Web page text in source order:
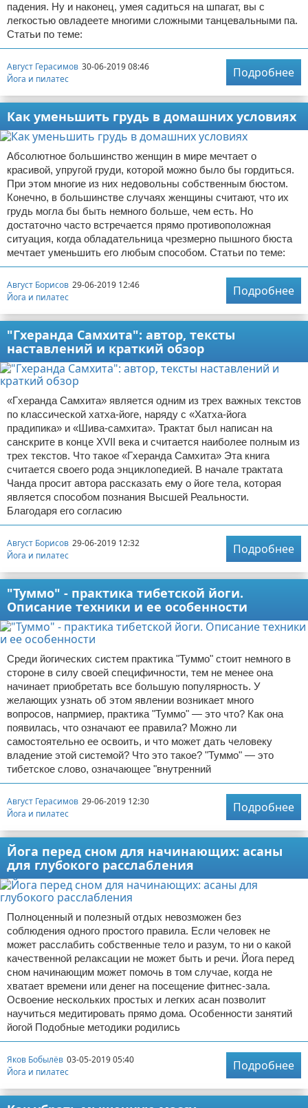
падения. Ну и наконец, умея садиться на шпагат, вы с
легкостью овладеете многими сложными танцевальными па.
Статьи по теме:
Август Герасимов 30-06-2019 08:46
Йога и пилатес
Подробнее
Как уменьшить грудь в домашних условиях
Абсолютное большинство женщин в мире мечтает о
красивой, упругой груди, которой можно было бы гордиться.
При этом многие из них недовольны собственным бюстом.
Конечно, в большинстве случаях женщины считают, что их
грудь могла бы быть немного больше, чем есть. Но
достаточно часто встречается прямо противоположная
ситуация, когда обладательница чрезмерно пышного бюста
мечтает уменьшить его любым способом. Статьи по теме:
Август Борисов 29-06-2019 12:46
Йога и пилатес
Подробнее
"Гхеранда Самхита": автор, тексты
наставлений и краткий обзор
«Гхеранда Самхита» является одним из трех важных текстов
по классической хатха-йоге, наряду с «Хатха-йога
прадипика» и «Шива-самхита». Трактат был написан на
санскрите в конце XVII века и считается наиболее полным из
трех текстов. Что такое «Гхеранда Самхита» Эта книга
считается своего рода энциклопедией. В начале трактата
Чанда просит автора рассказать ему о йоге тела, которая
является способом познания Высшей Реальности.
Благодаря его согласию
Август Борисов 29-06-2019 12:32
Йога и пилатес
Подробнее
"Туммо" - практика тибетской йоги.
Описание техники и ее особенности
Среди йогических систем практика "Туммо" стоит немного в
стороне в силу своей специфичности, тем не менее она
начинает приобретать все большую популярность. У
желающих узнать об этом явлении возникает много
вопросов, напрмиер, практика "Туммо" — это что? Как она
появилась, что означают ее правила? Можно ли
самостоятельно ее освоить, и что может дать человеку
владение этой системой? Что это такое? "Туммо" — это
тибетское слово, означающее "внутренний
Август Герасимов 29-06-2019 12:30
Йога и пилатес
Подробнее
Йога перед сном для начинающих: асаны
для глубокого расслабления
Полноценный и полезный отдых невозможен без
соблюдения одного простого правила. Если человек не
может расслабить собственные тело и разум, то ни о какой
качественной релаксации не может быть и речи. Йога перед
сном начинающим может помочь в том случае, когда не
хватает времени или денег на посещение фитнес-зала.
Освоение нескольких простых и легких асан позволит
научиться медитировать прямо дома. Особенности занятий
йогой Подобные методики родились
Яков Бобылёв 03-05-2019 05:40
Йога и пилатес
Подробнее